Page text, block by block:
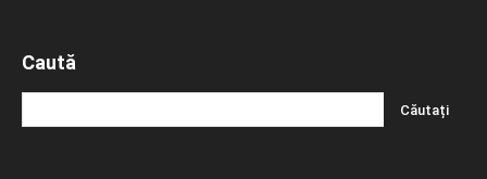
Caută